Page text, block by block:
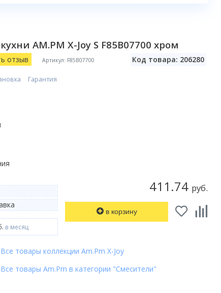
AM.PM X-Joy S F85B07700 хром
отзыв Артикул: F85B07700 Код товара: 206280
411.74 руб.
в корзину
Гарантия
в месяц
Все товары коллекции Am.Pm X-Joy
Все товары Am.Pm в категории "Смесители"